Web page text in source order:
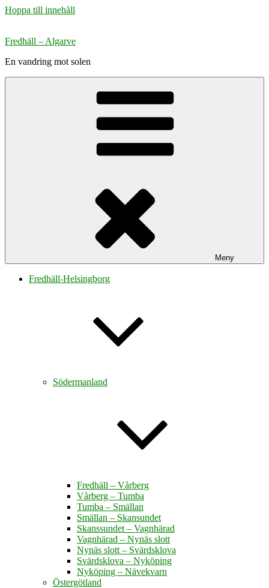
Hoppa till innehåll
Fredhäll – Algarve
En vandring mot solen
Meny
Fredhäll-Helsingborg
Södermanland
Fredhäll – Vårberg
Vårberg – Tumba
Tumba – Smällan
Smällan – Skansundet
Skanssundet – Vagnhärad
Vagnhärad – Nynäs slott
Nynäs slott – Svärdsklova
Svärdsklova – Nyköping
Nyköping – Nävekvarn
Östergötland